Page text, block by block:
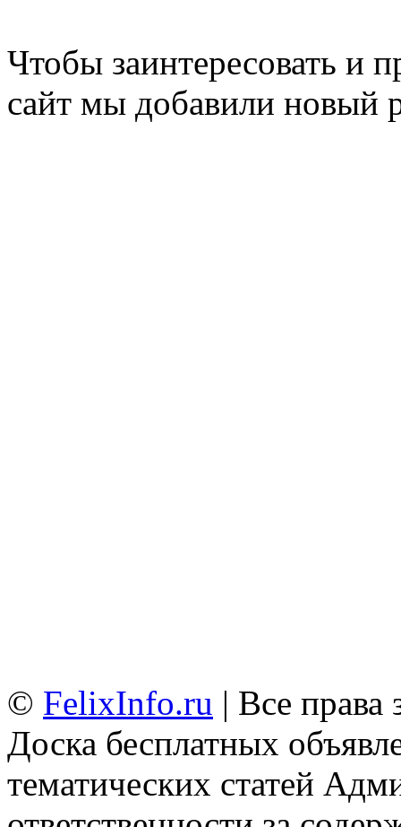
Чтобы заинтересовать и
сайт мы добавили новый
© FelixInfo.ru | Все
Доска бесплатных
тематических статей